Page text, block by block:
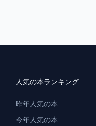
人気の本ランキング
昨年人気の本
今年人気の本